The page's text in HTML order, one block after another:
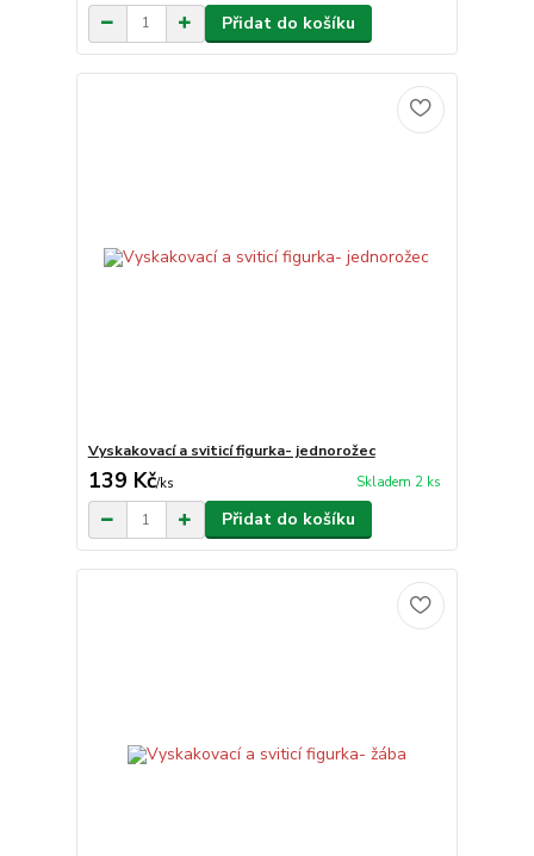
Přidat do košíku
Vyskakovací a sviticí figurka- jednorožec
139 Kč/ks Skladem 2 ks
Přidat do košíku